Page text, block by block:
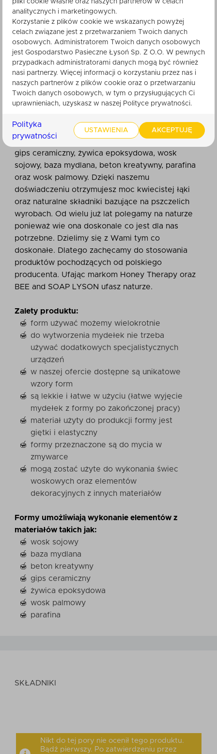
atrakcyjne możliwości kompozycyjne, poszerzając
przygodę z pszczelimi produktami. Dodatki
dostępne w naszej ofercie to m. in. różnego typu
bazy glicerynowe, naturalny miód, wosk, kwietny
susz oraz liczne barwniki. Formy wykonano z
materiału Soft PCV.
Dodatkowe przeznaczenie form
również w przypadku wykonania elementów
dekoracyjnych z innych materiałów takich jak:
gips ceramiczny, żywica epoksydowa, wosk
sojowy, baza mydlana, beton kreatywny, parafina
oraz wosk palmowy. Dzięki naszemu
doświadczeniu otrzymujesz moc kwiecistej łąki
oraz naturalne składniki bazujące na pszczelich
wyrobach. Od wielu już lat polegamy na naturze
ponieważ wie ona doskonale co jest dla nas
potrzebne. Dzielimy się z Wami tym co
doskonałe. Dlatego zachęcamy do stosowania
produktów pochodzących od polskiego
producenta. Ufając markom Honey Therapy oraz
BEE and SOAP LYSON ufasz naturze.
Zalety produktu:
form używać możemy wielokrotnie
do wytworzenia mydełek nie trzeba
używać dodatkowych specjalistycznych
urządzeń
w naszej ofercie dostępne są unikatowe
wzory form
są lekkie i łatwe w użyciu (łatwe wyjęcie
mydełek z formy po zakończonej pracy)
materiał użyty do produkcji formy jest
giętki i elastyczny
formy przeznaczone są do mycia w
zmywarce
mogą zostać użyte do wykonania świec
woskowych oraz elementów
dekoracyjnych z innych materiałów
Formy umożliwiają wykonanie elementów z
materiałów takich jak:
wosk sojowy
baza mydlana
beton kreatywny
gips ceramiczny
żywica epoksydowa
wosk palmowy
parafina
SKŁADNIKI
Nikt do tej pory nie ocenił tego produktu.
Bądź pierwszy. Po zatwierdzeniu przez
pliki cookie własne oraz naszych partnerów w celach
analitycznych i marketingowych.
Korzystanie z plików cookie we wskazanych powyżej
celach związane jest z przetwarzaniem Twoich danych
osobowych. Administratorem Twoich danych osobowych
jest Gospodarstwo Pasieczne Łysoń Sp. Z O.O. W pewnych
przypadkach administratorami danych mogą być również
nasi partnerzy. Więcej informacji o korzystaniu przez nas i
naszych partnerów z plików cookie oraz o przetwarzaniu
Twoich danych osobowych, w tym o przysługujących Ci
uprawnieniach, uzyskasz w naszej Polityce prywatności.
Polityka
prywatności
USTAWIENIA AKCEPTUJĘ